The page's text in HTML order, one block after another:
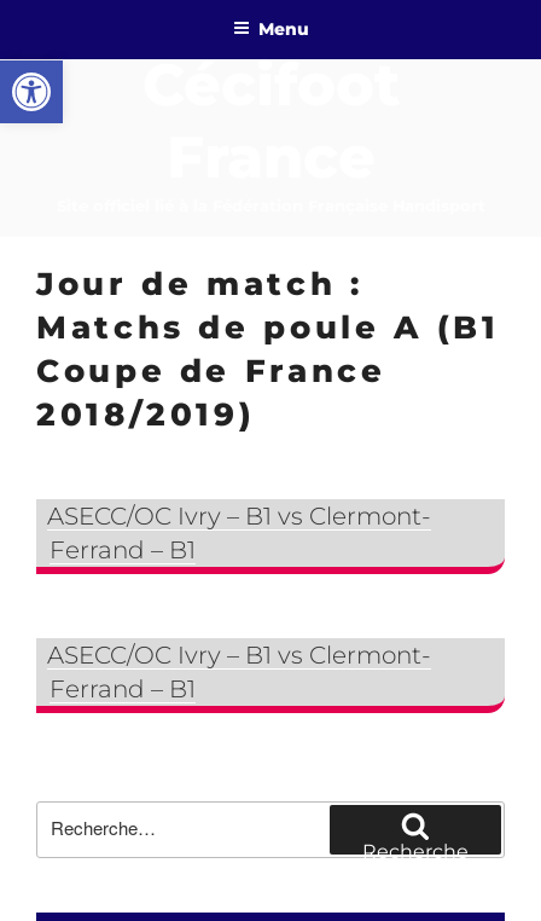
contenu
principal
Menu
Jour de match :
Matchs de poule A (B1
Coupe de France
2018/2019)
ASECC/OC Ivry – B1 vs Clermont-
Ferrand – B1
ASECC/OC Ivry – B1 vs Clermont-
Ferrand – B1
pour
Recherche
Ouvrir la barre d’outils